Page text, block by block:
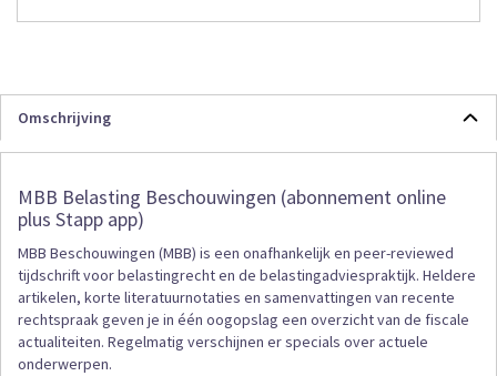
Omschrijving
MBB Belasting Beschouwingen (abonnement online
plus Stapp app)
MBB Beschouwingen (MBB) is een onafhankelijk en peer-reviewed
tijdschrift voor belastingrecht en de belastingadviespraktijk. Heldere
artikelen, korte literatuurnotaties en samenvattingen van recente
rechtspraak geven je in één oogopslag een overzicht van de fiscale
actualiteiten. Regelmatig verschijnen er specials over actuele
onderwerpen.